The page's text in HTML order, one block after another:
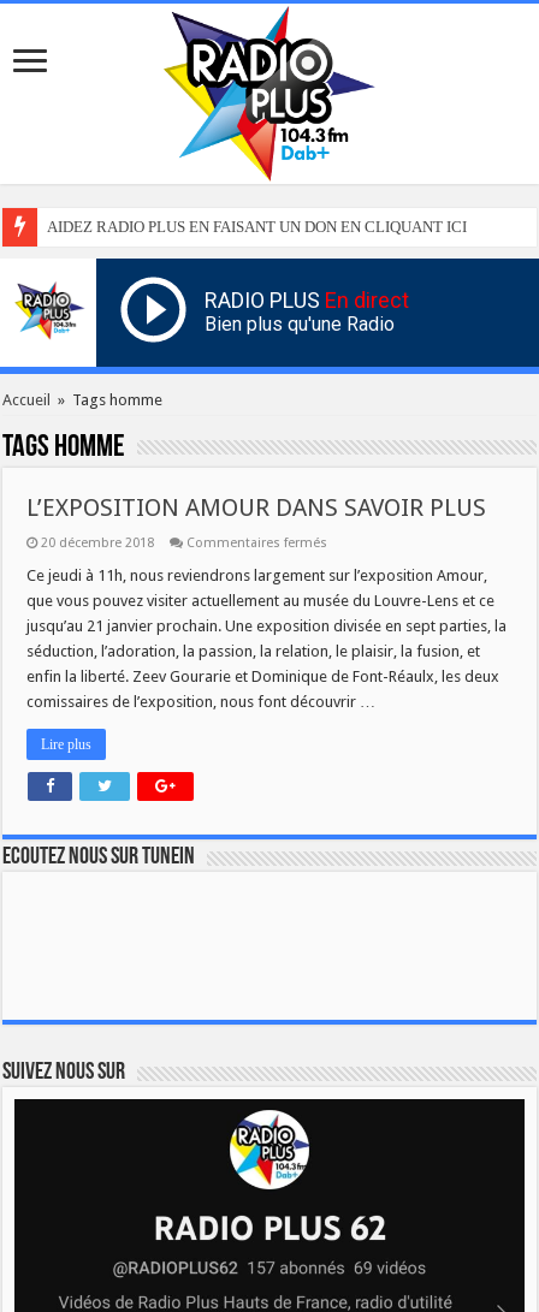
AIDEZ RADIO PLUS EN FAISANT UN DON EN CLIQUANT ICI
RADIO PLUS En direct
Bien plus qu'une Radio
Accueil » Tags homme
Tags homme
L’EXPOSITION AMOUR DANS SAVOIR PLUS
20 décembre 2018 Commentaires fermés
AMOUR
SAVOIR
PLUS
Ce jeudi à 11h, nous reviendrons largement sur l’exposition Amour,
que vous pouvez visiter actuellement au musée du Louvre-Lens et ce
jusqu’au 21 janvier prochain. Une exposition divisée en sept parties, la
séduction, l’adoration, la passion, la relation, le plaisir, la fusion, et
enfin la liberté. Zeev Gourarie et Dominique de Font-Réaulx, les deux
comissaires de l’exposition, nous font découvrir …
Lire plus
Ecoutez nous sur TuneIn
Suivez nous sur